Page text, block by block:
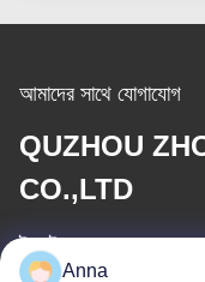
আমাদের সাথে যোগাযোগ
QUZHOU
CO.,LTD
ই-মেইল
Anna